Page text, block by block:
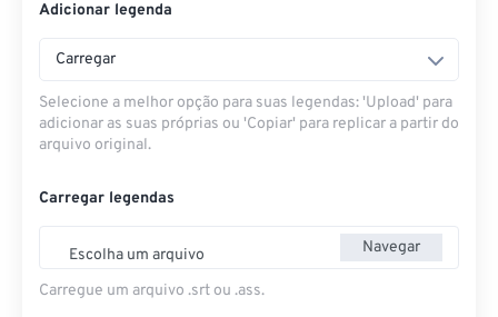
Adicionar legenda
Carregar
Selecione a melhor opção para suas legendas: 'Upload' para
adicionar as suas próprias ou 'Copiar' para replicar a partir do
arquivo original.
Carregar legendas
Escolha um arquivo Navegar
Carregue um arquivo .srt ou .ass.